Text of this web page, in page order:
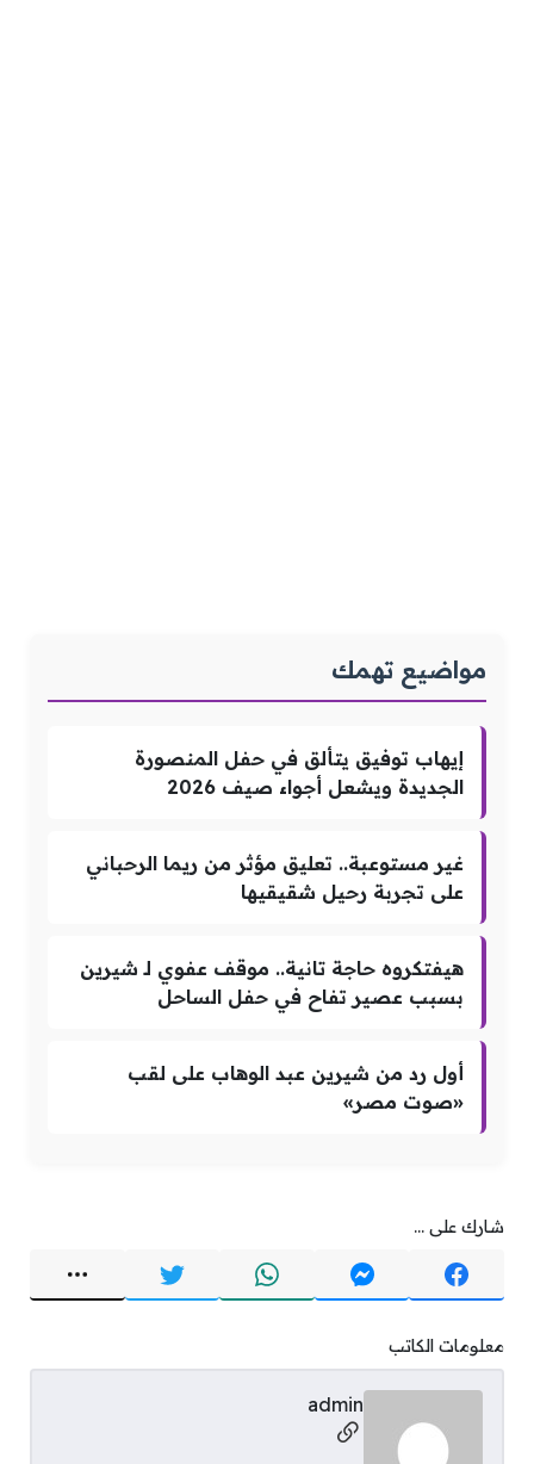
مواضيع تهمك
إيهاب توفيق يتألق في حفل المنصورة
الجديدة ويشعل أجواء صيف 2026
غير مستوعبة.. تعليق مؤثر من ريما الرحباني
على تجربة رحيل شقيقيها
هيفتكروه حاجة تانية.. موقف عفوي لـ شيرين
بسبب عصير تفاح في حفل الساحل
أول رد من شيرين عبد الوهاب على لقب
«صوت مصر»
شارك على ...
معلومات الكاتب
admin
مواقع التواصل